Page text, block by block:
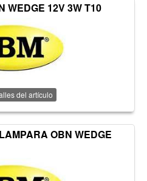
WEDGE 12V 3W T10
del artículo
OBN WEDGE